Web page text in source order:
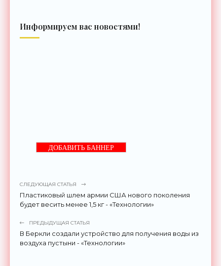
Информируем вас новостями!
ДОБАВИТЬ БАННЕР
СЛЕДУЮЩАЯ СТАТЬЯ
Пластиковый шлем армии США нового поколения
будет весить менее 1,5 кг - «Технологии»
ПРЕДЫДУЩАЯ СТАТЬЯ
В Беркли создали устройство для получения воды из
воздуха пустыни - «Технологии»